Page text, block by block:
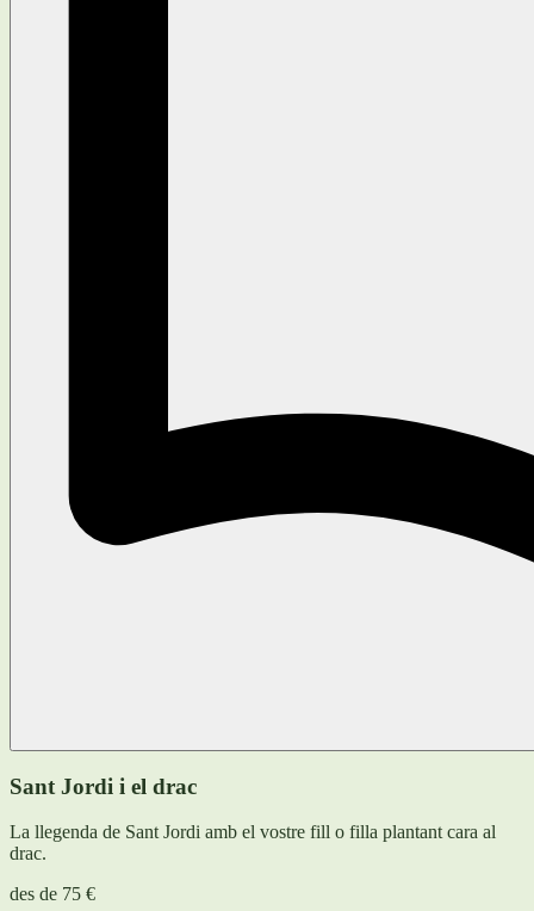
Sant Jordi i el drac
La llegenda de Sant Jordi amb el vostre fill o filla plantant cara al
drac.
des de 75 €